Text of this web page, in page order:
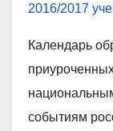
2016/2017
Календарь
событиям